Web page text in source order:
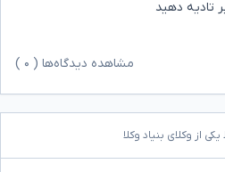
تادیه دهید
مشاهده دیدگاه‌ها ( ۰
از وکلای بنیاد وکلا